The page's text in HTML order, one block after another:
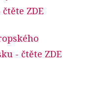
čtěte ZDE
- čtěte ZDE